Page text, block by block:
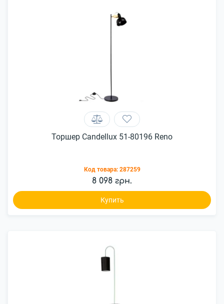
Торшер Candellux 51-80196 Reno
Код товара: 287259
8 098 грн.
Купить